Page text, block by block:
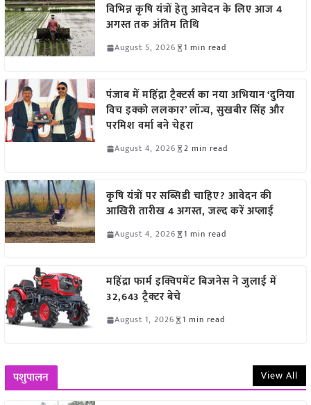
विभिन्न कृषि यंत्रों हेतु आवेदन के लिए आज 4
अगस्त तक अंतिम तिथि
August 5, 2026 1 min read
पंजाब में महिंद्रा ट्रैक्टर्स का नया अभियान ‘दुनिया
विच इक्को ललकार’ लॉन्च, सुखबीर सिंह और
परमिश वर्मा बने चेहरा
August 4, 2026 2 min read
कृषि यंत्रों पर सब्सिडी चाहिए? आवेदन की
आखिरी तारीख 4 अगस्त, जल्द करें अप्लाई
August 4, 2026 1 min read
महिंद्रा फार्म इक्विपमेंट बिजनेस ने जुलाई में
32,643 ट्रैक्टर बेचे
August 1, 2026 1 min read
पशुपालन View All